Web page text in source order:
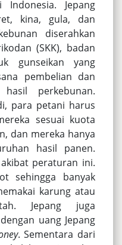
Indonesia. Jepang
kina, gula, dan
diserahkan
(SKK), badan
gunseikan yang
pembelian dan
perkebunan.
para petani harus
sesuai kuota
dan mereka hanya
hasil panen.
peraturan ini.
sehingga banyak
karung atau
Jepang juga
uang Jepang
. Sementara dari